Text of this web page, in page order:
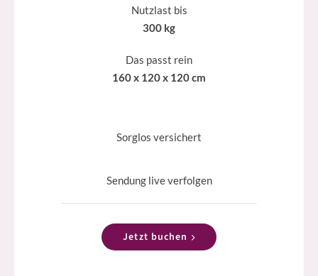
Nutzlast bis
300 kg
Das passt rein
160 x 120 x 120 cm
Sorglos versichert
Sendung live verfolgen
Jetzt buchen